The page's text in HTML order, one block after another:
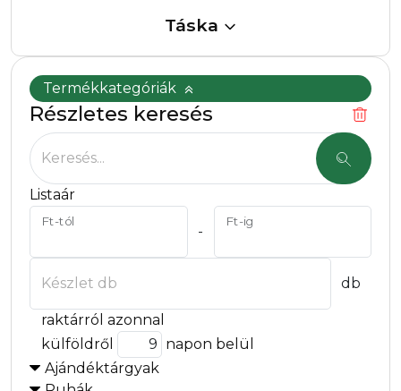
Termékkategóriák
Részletes keresés
Keresés...
Listaár
Ft-tól
-
Ft-ig
Készlet db db
raktárról azonnal
külföldről
napon belül
Ajándéktárgyak
Táska